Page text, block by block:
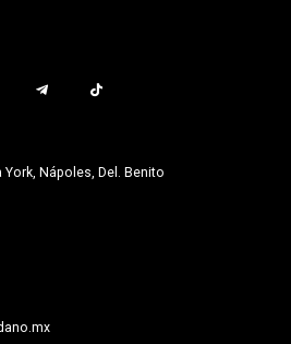
Nápoles, Del. Benito